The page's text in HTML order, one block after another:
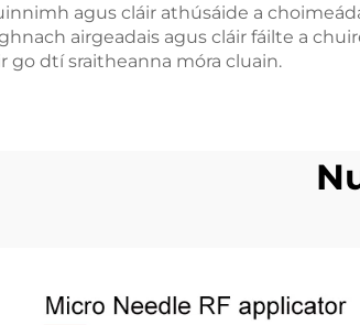
agus cláir athúsáide a
airgeadais agus cláir fáilte a
go dtí sraitheanna móra cluain.